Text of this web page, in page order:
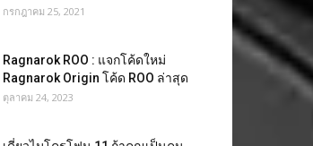
กรกฎาคม 25, 2021
Ragnarok ROO : แจกโค้ดใหม่
Ragnarok Origin โค้ด ROO ล่าสุด
ตุลาคม 24, 2023